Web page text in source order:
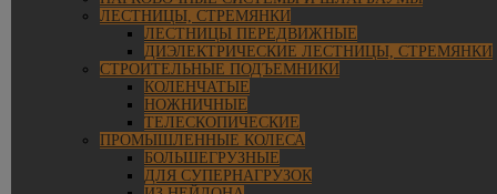
ЛЕСТНИЦЫ, СТРЕМЯНКИ
ЛЕСТНИЦЫ ПЕРЕДВИЖНЫЕ
ДИЭЛЕКТРИЧЕСКИЕ ЛЕСТНИЦЫ, СТРЕМЯНКИ
СТРОИТЕЛЬНЫЕ ПОДЪЕМНИКИ
КОЛЕНЧАТЫЕ
НОЖНИЧНЫЕ
ТЕЛЕСКОПИЧЕСКИЕ
ПРОМЫШЛЕННЫЕ КОЛЕСА
БОЛЬШЕГРУЗНЫЕ
ДЛЯ СУПЕРНАГРУЗОК